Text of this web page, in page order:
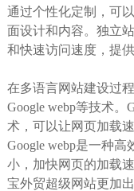
通过个性化定制，可
面设计和内容。独立
和快速访问速度，提
在多语言网站建设过
Google webp等技术
术，可以让网页加载
Google webp是一种
小，加快网页的加载
宝外贸超级网站更加出